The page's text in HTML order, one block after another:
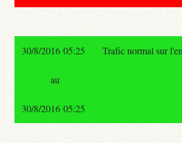
30/8/2016 05:25 Trafic normal sur
au
30/8/2016 05:25